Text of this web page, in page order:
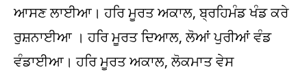
ਆਸਣ ਲਾਈਆ। ਹਰਿ ਮੂਰਤ ਅਕਾਲ, ਬ੍ਰਹਿਮੰਡ ਖੰਡ ਕਰੇ
ਰੁਸ਼ਨਾਈਆ । ਹਰਿ ਮੂਰਤ ਦਿਆਲ, ਲੋਆਂ ਪੁਰੀਆਂ ਵੰਡ
ਵੰਡਾਈਆ। ਹਰਿ ਮੂਰਤ ਅਕਾਲ, ਲੋਕਮਾਤ ਵੇਸ